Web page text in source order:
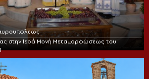
στην Ιερά Μονή Μεταμορφώσεως του